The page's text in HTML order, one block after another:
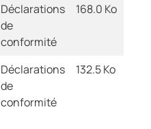
Déclarations
de
conformité
168.0 Ko
Déclarations
de
conformité
132.5 Ko